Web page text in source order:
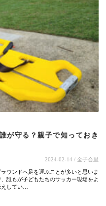
が守る？親子で知っておき
2024-02-14 / 金子会里
ウンドへ足を運ぶことが多いと思いま
誰もが子どもたちのサッカー現場をよ
してい…